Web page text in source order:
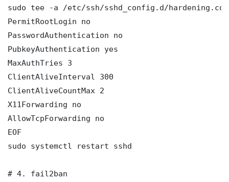
sudo tee -a /etc/ssh/sshd_config.d/
PermitRootLogin no
PasswordAuthentication no
PubkeyAuthentication yes
MaxAuthTries 3
ClientAliveInterval 300
ClientAliveCountMax 2
X11Forwarding no
AllowTcpForwarding no
EOF
sudo systemctl restart sshd
# 4. fail2ban